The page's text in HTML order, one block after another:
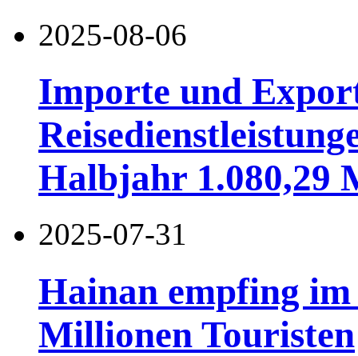
2025-08-06
Importe und
Halbjahr 1.080,29
2025-07-31
Hainan empfing
Millionen Touristen